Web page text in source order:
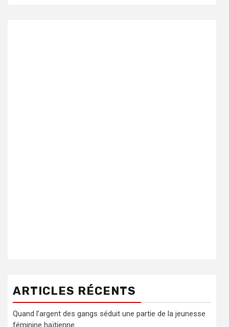
ARTICLES RÉCENTS
Quand l’argent des gangs séduit une partie de la jeunesse
féminine haïtienne